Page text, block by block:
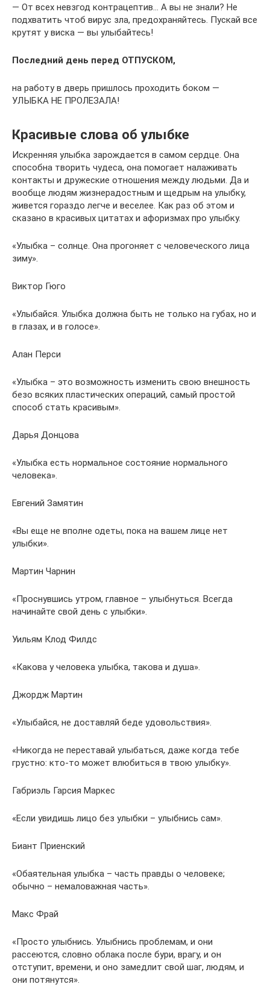
— От всех невзгод контрацептив… А вы не знали? Не
подхватить чтоб вирус зла, предохраняйтесь. Пускай все
крутят у виска — вы улыбайтесь!
Последний день перед ОТПУСКОМ,
на работу в дверь пришлось проходить боком —
УЛЫБКА НЕ ПРОЛЕЗАЛА!
Красивые слова об улыбке
Искренняя улыбка зарождается в самом сердце. Она
способна творить чудеса, она помогает налаживать
контакты и дружеские отношения между людьми. Да и
вообще людям жизнерадостным и щедрым на улыбку,
живется гораздо легче и веселее. Как раз об этом и
сказано в красивых цитатах и афоризмах про улыбку.
«Улыбка – солнце. Она прогоняет с человеческого лица
зиму».
Виктор Гюго
«Улыбайся. Улыбка должна быть не только на губах, но и
в глазах, и в голосе».
Алан Перси
«Улыбка – это возможность изменить свою внешность
безо всяких пластических операций, самый простой
способ стать красивым».
Дарья Донцова
«Улыбка есть нормальное состояние нормального
человека».
Евгений Замятин
«Вы еще не вполне одеты, пока на вашем лице нет
улыбки».
Мартин Чарнин
«Проснувшись утром, главное – улыбнуться. Всегда
начинайте свой день с улыбки».
Уильям Клод Филдс
«Какова у человека улыбка, такова и душа».
Джордж Мартин
«Улыбайся, не доставляй беде удовольствия».
«Никогда не переставай улыбаться, даже когда тебе
грустно: кто-то может влюбиться в твою улыбку».
Габриэль Гарсия Маркес
«Если увидишь лицо без улыбки – улыбнись сам».
Биант Приенский
«Обаятельная улыбка – часть правды о человеке;
обычно – немаловажная часть».
Макс Фрай
«Просто улыбнись. Улыбнись проблемам, и они
рассеются, словно облака после бури, врагу, и он
отступит, времени, и оно замедлит свой шаг, людям, и
они потянутся».